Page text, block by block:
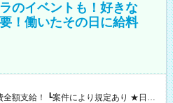
のイベントも！好きな
！働いたその日に給料